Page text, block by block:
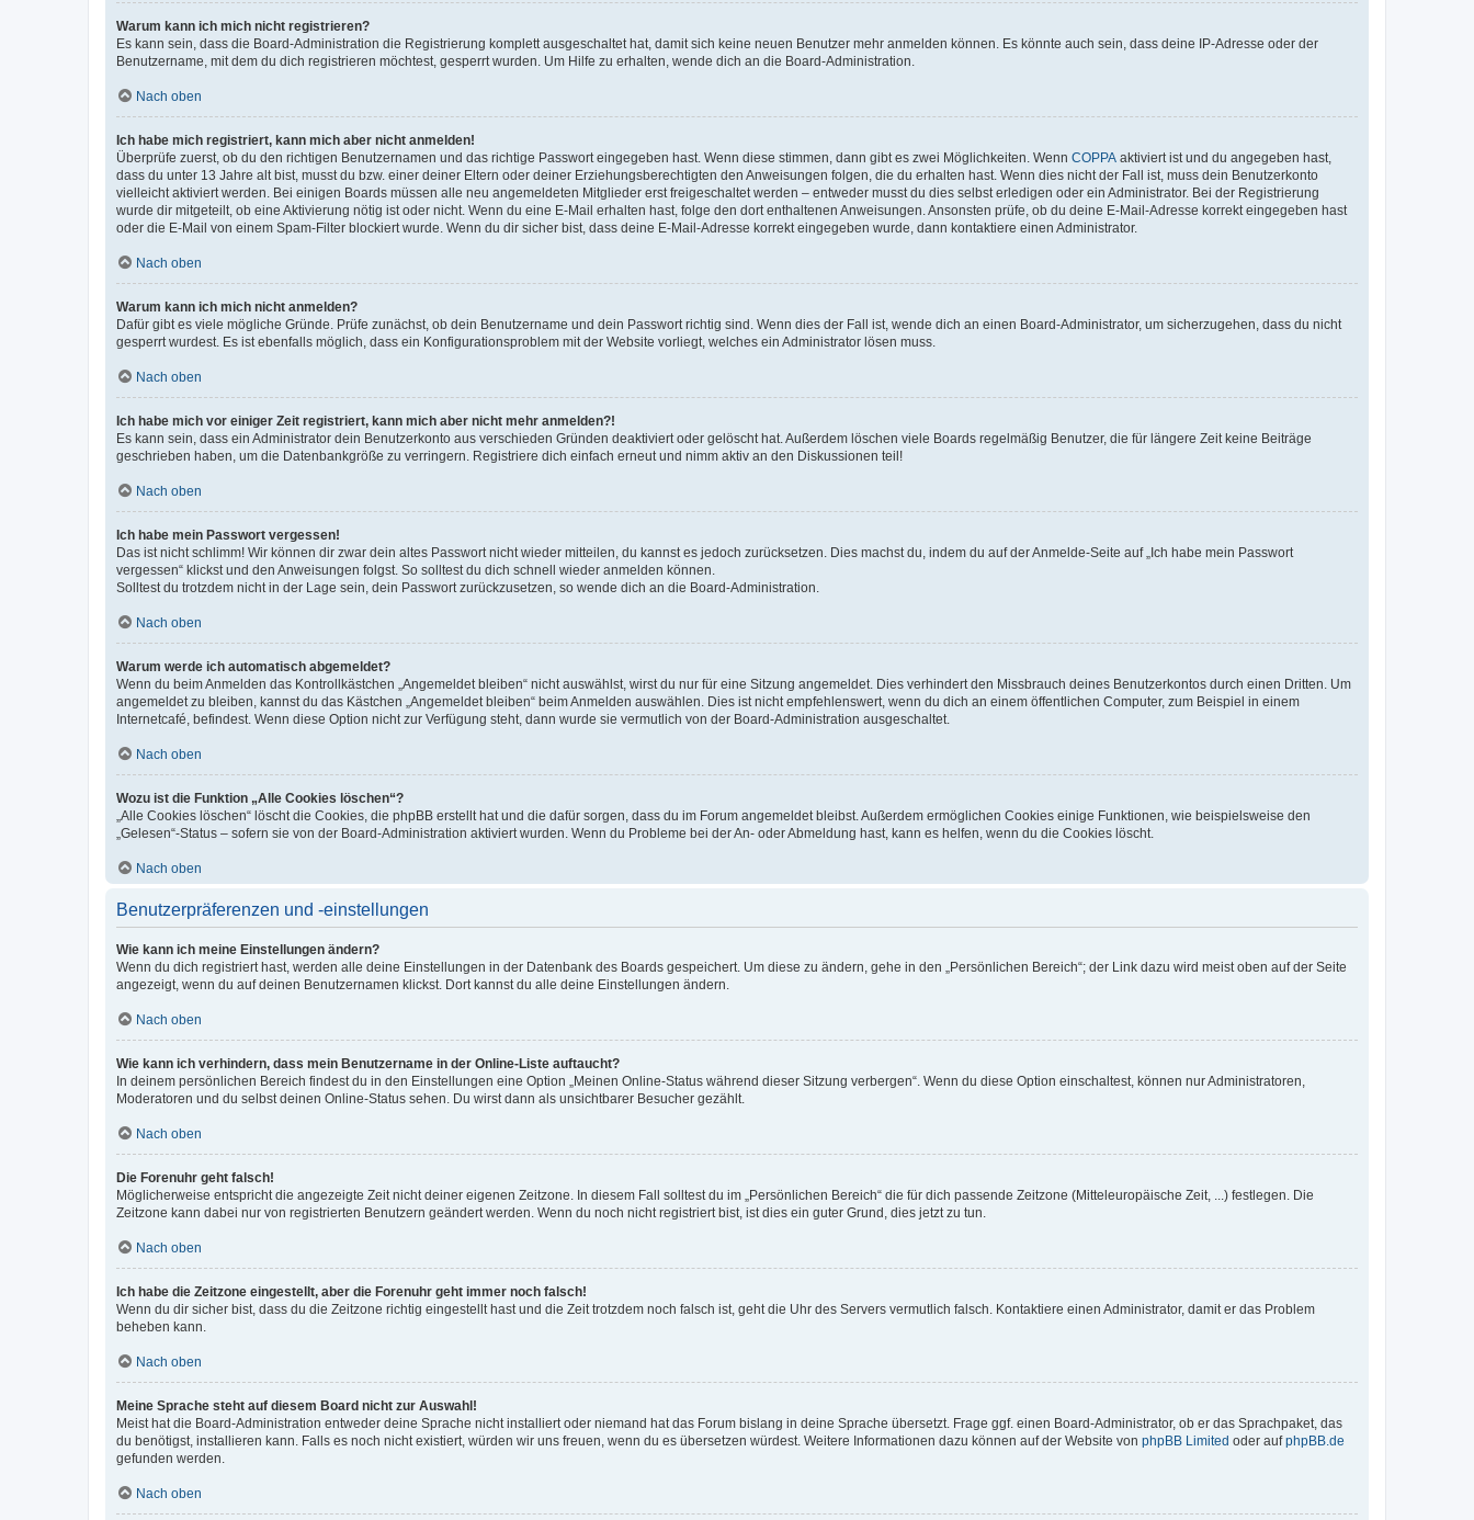
Warum kann ich mich nicht registrieren?
Es kann sein, dass die Board-Administration die Registrierung komplett ausgeschaltet hat, damit sich keine neuen Benutzer mehr anmelden können. Es könnte auch sein, dass deine IP-Adresse oder der
Benutzername, mit dem du dich registrieren möchtest, gesperrt wurden. Um Hilfe zu erhalten, wende dich an die Board-Administration.
Nach oben
Ich habe mich registriert, kann mich aber nicht anmelden!
Überprüfe zuerst, ob du den richtigen Benutzernamen und das richtige Passwort eingegeben hast. Wenn diese stimmen, dann gibt es zwei Möglichkeiten. Wenn COPPA aktiviert ist und du angegeben hast,
dass du unter 13 Jahre alt bist, musst du bzw. einer deiner Eltern oder deiner Erziehungsberechtigten den Anweisungen folgen, die du erhalten hast. Wenn dies nicht der Fall ist, muss dein Benutzerkonto
vielleicht aktiviert werden. Bei einigen Boards müssen alle neu angemeldeten Mitglieder erst freigeschaltet werden – entweder musst du dies selbst erledigen oder ein Administrator. Bei der Registrierung
wurde dir mitgeteilt, ob eine Aktivierung nötig ist oder nicht. Wenn du eine E-Mail erhalten hast, folge den dort enthaltenen Anweisungen. Ansonsten prüfe, ob du deine E-Mail-Adresse korrekt eingegeben hast
oder die E-Mail von einem Spam-Filter blockiert wurde. Wenn du dir sicher bist, dass deine E-Mail-Adresse korrekt eingegeben wurde, dann kontaktiere einen Administrator.
Nach oben
Warum kann ich mich nicht anmelden?
Dafür gibt es viele mögliche Gründe. Prüfe zunächst, ob dein Benutzername und dein Passwort richtig sind. Wenn dies der Fall ist, wende dich an einen Board-Administrator, um sicherzugehen, dass du nicht
gesperrt wurdest. Es ist ebenfalls möglich, dass ein Konfigurationsproblem mit der Website vorliegt, welches ein Administrator lösen muss.
Nach oben
Ich habe mich vor einiger Zeit registriert, kann mich aber nicht mehr anmelden?!
Es kann sein, dass ein Administrator dein Benutzerkonto aus verschieden Gründen deaktiviert oder gelöscht hat. Außerdem löschen viele Boards regelmäßig Benutzer, die für längere Zeit keine Beiträge
geschrieben haben, um die Datenbankgröße zu verringern. Registriere dich einfach erneut und nimm aktiv an den Diskussionen teil!
Nach oben
Ich habe mein Passwort vergessen!
Das ist nicht schlimm! Wir können dir zwar dein altes Passwort nicht wieder mitteilen, du kannst es jedoch zurücksetzen. Dies machst du, indem du auf der Anmelde-Seite auf „Ich habe mein Passwort
vergessen“ klickst und den Anweisungen folgst. So solltest du dich schnell wieder anmelden können.
Solltest du trotzdem nicht in der Lage sein, dein Passwort zurückzusetzen, so wende dich an die Board-Administration.
Nach oben
Warum werde ich automatisch abgemeldet?
Wenn du beim Anmelden das Kontrollkästchen „Angemeldet bleiben“ nicht auswählst, wirst du nur für eine Sitzung angemeldet. Dies verhindert den Missbrauch deines Benutzerkontos durch einen Dritten. Um
angemeldet zu bleiben, kannst du das Kästchen „Angemeldet bleiben“ beim Anmelden auswählen. Dies ist nicht empfehlenswert, wenn du dich an einem öffentlichen Computer, zum Beispiel in einem
Internetcafé, befindest. Wenn diese Option nicht zur Verfügung steht, dann wurde sie vermutlich von der Board-Administration ausgeschaltet.
Nach oben
Wozu ist die Funktion „Alle Cookies löschen“?
„Alle Cookies löschen“ löscht die Cookies, die phpBB erstellt hat und die dafür sorgen, dass du im Forum angemeldet bleibst. Außerdem ermöglichen Cookies einige Funktionen, wie beispielsweise den
„Gelesen“-Status – sofern sie von der Board-Administration aktiviert wurden. Wenn du Probleme bei der An- oder Abmeldung hast, kann es helfen, wenn du die Cookies löscht.
Nach oben
Benutzerpräferenzen und -einstellungen
Wie kann ich meine Einstellungen ändern?
Wenn du dich registriert hast, werden alle deine Einstellungen in der Datenbank des Boards gespeichert. Um diese zu ändern, gehe in den „Persönlichen Bereich“; der Link dazu wird meist oben auf der Seite
angezeigt, wenn du auf deinen Benutzernamen klickst. Dort kannst du alle deine Einstellungen ändern.
Nach oben
Wie kann ich verhindern, dass mein Benutzername in der Online-Liste auftaucht?
In deinem persönlichen Bereich findest du in den Einstellungen eine Option „Meinen Online-Status während dieser Sitzung verbergen“. Wenn du diese Option einschaltest, können nur Administratoren,
Moderatoren und du selbst deinen Online-Status sehen. Du wirst dann als unsichtbarer Besucher gezählt.
Nach oben
Die Forenuhr geht falsch!
Möglicherweise entspricht die angezeigte Zeit nicht deiner eigenen Zeitzone. In diesem Fall solltest du im „Persönlichen Bereich“ die für dich passende Zeitzone (Mitteleuropäische Zeit, ...) festlegen. Die
Zeitzone kann dabei nur von registrierten Benutzern geändert werden. Wenn du noch nicht registriert bist, ist dies ein guter Grund, dies jetzt zu tun.
Nach oben
Ich habe die Zeitzone eingestellt, aber die Forenuhr geht immer noch falsch!
Wenn du dir sicher bist, dass du die Zeitzone richtig eingestellt hast und die Zeit trotzdem noch falsch ist, geht die Uhr des Servers vermutlich falsch. Kontaktiere einen Administrator, damit er das Problem
beheben kann.
Nach oben
Meine Sprache steht auf diesem Board nicht zur Auswahl!
Meist hat die Board-Administration entweder deine Sprache nicht installiert oder niemand hat das Forum bislang in deine Sprache übersetzt. Frage ggf. einen Board-Administrator, ob er das Sprachpaket, das
du benötigst, installieren kann. Falls es noch nicht existiert, würden wir uns freuen, wenn du es übersetzen würdest. Weitere Informationen dazu können auf der Website von phpBB Limited oder aufphpBB.de
gefunden werden.
Nach oben